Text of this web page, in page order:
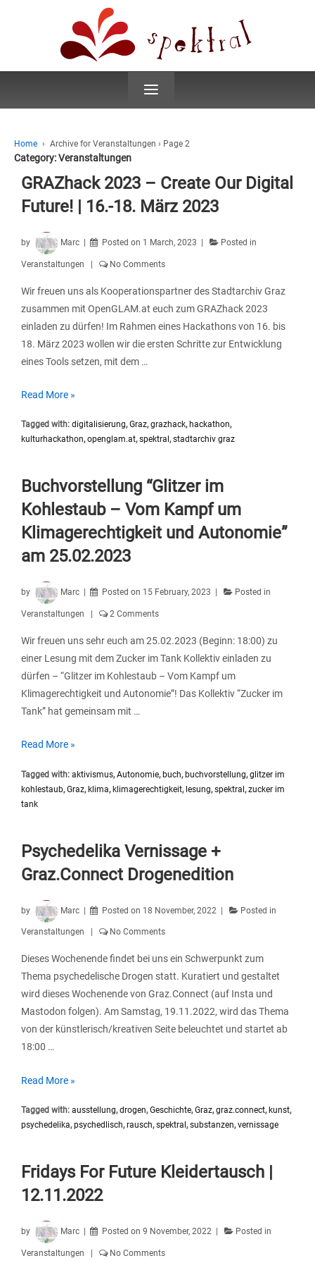
≡
Home › Archive for Veranstaltungen › Page 2
Category:Veranstaltungen
GRAZhack 2023 – Create Our Digital
Future! | 16.-18. März 2023
by Marc Posted on 1 March, 2023 Posted in
Veranstaltungen No Comments
Wir freuen uns als Kooperationspartner des Stadtarchiv Graz
zusammen mit OpenGLAM.at euch zum GRAZhack 2023
einladen zu dürfen! Im Rahmen eines Hackathons von 16. bis
18. März 2023 wollen wir die ersten Schritte zur Entwicklung
eines Tools setzen, mit dem …
GRAZhack
–
Digital
Future!
16.-18.
März
Read More »
Tagged with: digitalisierung,Graz,grazhack, hackathon,
kulturhackathon,openglam.at,spektral ,stadtarchiv graz
Buchvorstellung “Glitzer im
Kohlestaub – Vom Kampf um
Klimagerechtigkeit und Autonomie”
am 25.02.2023
by Marc Posted on 15 February, 2023 Posted in
Veranstaltungen 2 Comments
Wir freuen uns sehr euch am 25.02.2023 (Beginn: 18:00) zu
einer Lesung mit dem Zucker im Tank Kollektiv einladen zu
dürfen – “Glitzer im Kohlestaub – Vom Kampf um
Klimagerechtigkeit und Autonomie”! Das Kollektiv “Zucker im
Tank” hat gemeinsam mit …
Buchvorstellung
im
Kohlestaub
Kampf
um
Autonomie”
am
25.02.2023
Read More »
Tagged with: aktivismus,Autonomie,buch,buchvorstellung,glitzer im
kohlestaub,Graz,klima,klimagerechtigkeit, lesung,spektral,zucker im
tank
Psychedelika Vernissage +
Graz.Connect Drogenedition
by Marc Posted on 18 November, 2022 Posted in
Veranstaltungen No Comments
Dieses Wochenende findet bei uns ein Schwerpunkt zum
Thema psychedelische Drogen statt. Kuratiert und gestaltet
wird dieses Wochenende von Graz.Connect (auf Insta und
Mastodon folgen). Am Samstag, 19.11.2022, wird das Thema
von der künstlerisch/kreativen Seite beleuchtet und startet ab
18:00 …
Psychedelika
+
Graz.Connect
Read More »
Tagged with: ausstellung,drogen,Geschichte,Graz,graz.connect, kunst,
psychedelika,psychedlisch,rausch,spektral ,substanzen,vernissage
Fridays For Future Kleidertausch |
12.11.2022
by Marc Posted on 9 November, 2022 Posted in
Veranstaltungen No Comments